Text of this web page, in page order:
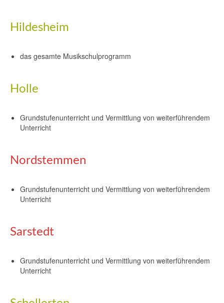
Hildesheim
das gesamte Musikschulprogramm
Holle
Grundstufenunterricht und Vermittlung von weiterführendem
Unterricht
Nordstemmen
Grundstufenunterricht und Vermittlung von weiterführendem
Unterricht
Sarstedt
Grundstufenunterricht und Vermittlung von weiterführendem
Unterricht